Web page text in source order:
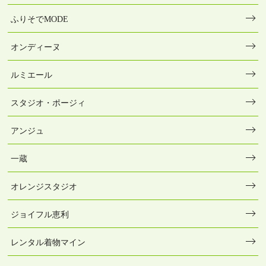
ふりそでMODE
オンディーヌ
ルミエール
スタジオ・ポージィ
アンジュ
一蔵
オレンジスタジオ
ジョイフル恵利
レンタル着物マイン